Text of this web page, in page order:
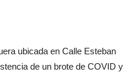
ubicada en Calle Esteban
de un brote de COVID y